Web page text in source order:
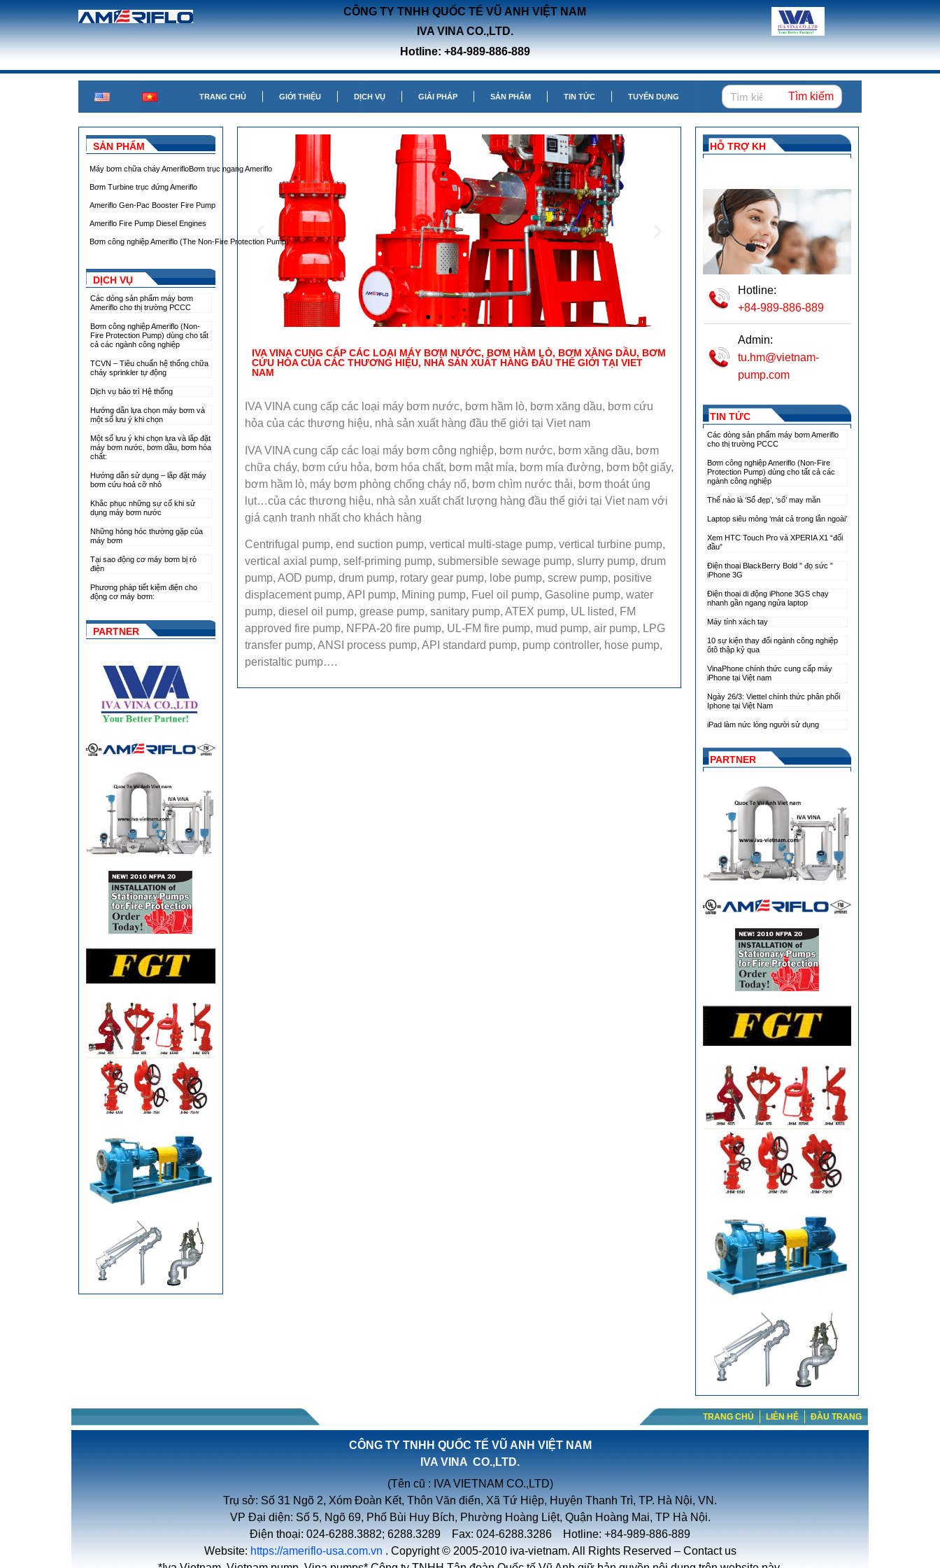
CÔNG TY TNHH QUỐC TẾ VŨ ANH VIỆT NAM
IVA VINA CO.,LTD.
Hotline: +84-989-886-889
TRANG CHỦ GIỚI THIỆU DỊCH VỤ GIẢI PHÁP SẢN PHẨM TIN TỨC TUYỂN DỤNG Tìm kiếm
SẢN PHẨM
Máy bơm chữa cháy AmerifloBơm trục ngang Ameriflo
Bơm Turbine trục đứng Ameriflo
Ameriflo Gen-Pac Booster Fire Pump
Ameriflo Fire Pump Diesel Engines
Bơm công nghiệp Ameriflo (The Non-Fire Protection Pump)
DỊCH VỤ
Các dòng sản phẩm máy bơm
Ameriflo cho thị trường PCCC
Bơm công nghiệp Ameriflo (Non-
Fire Protection Pump) dùng cho tất
cả các ngành công nghiệp
TCVN – Tiêu chuẩn hệ thống chữa
cháy sprinkler tự động
Dịch vụ bảo trì Hệ thống
Hướng dẫn lựa chọn máy bơm và
một số lưu ý khi chọn
Một số lưu ý khi chọn lựa và lắp đặt
máy bơm nước, bơm dầu, bơm hóa
chất:
Hướng dẫn sử dụng – lắp đặt máy
bơm cứu hoả cỡ nhỏ
Khắc phục những sự cố khi sử
dụng máy bơm nước
Những hỏng hóc thường gặp của
máy bơm
Tại sao động cơ máy bơm bị rò
điện
Phương pháp tiết kiệm điện cho
động cơ máy bơm:
PARTNER
IVA VINA CUNG CẤP CÁC LOẠI MÁY BƠM NƯỚC, BƠM HẦM LÒ, BƠM XĂNG DẦU, BƠM
CỨU HỎA CỦA CÁC THƯƠNG HIỆU, NHÀ SẢN XUẤT HÀNG ĐẦU THẾ GIỚI TẠI VIET
NAM
IVA VINA cung cấp các loại máy bơm nước, bơm hầm lò, bơm xăng dầu, bơm cứu
hỏa của các thương hiệu, nhà sản xuất hàng đầu thế giới tại Viet nam
IVA VINA cung cấp các loại máy bơm công nghiệp, bơm nước, bơm xăng dầu, bơm
chữa cháy, bơm cứu hỏa, bơm hóa chất, bơm mật mía, bơm mía đường, bơm bột giấy,
bơm hầm lò, máy bơm phòng chống cháy nổ, bơm chìm nước thải, bơm thoát úng
lụt…của các thương hiệu, nhà sản xuất chất lượng hàng đầu thế giới tại Viet nam với
giá cạnh tranh nhất cho khách hàng
Centrifugal pump, end suction pump, vertical multi-stage pump, vertical turbine pump,
vertical axial pump, self-priming pump, submersible sewage pump, slurry pump, drum
pump, AOD pump, drum pump, rotary gear pump, lobe pump, screw pump, positive
displacement pump, API pump, Mining pump, Fuel oil pump, Gasoline pump, water
pump, diesel oil pump, grease pump, sanitary pump, ATEX pump, UL listed, FM
approved fire pump, NFPA-20 fire pump, UL-FM fire pump, mud pump, air pump, LPG
transfer pump, ANSI process pump, API standard pump, pump controller, hose pump,
peristaltic pump….
HỖ TRỢ KH
Hotline:
+84-989-886-889
Admin:
tu.hm@vietnam-
pump.com
TIN TỨC
Các dòng sản phẩm máy bơm Ameriflo
cho thị trường PCCC
Bơm công nghiệp Ameriflo (Non-Fire
Protection Pump) dùng cho tất cả các
ngành công nghiệp
Thế nào là ‘Số đẹp’, ‘số’ may mắn
Laptop siêu mỏng ‘mát cả trong lẫn ngoài’
Xem HTC Touch Pro và XPERIA X1 “đối
đầu”
Điện thoại BlackBerry Bold ” đọ sức ”
iPhone 3G
Điện thoại di động iPhone 3GS chạy
nhanh gần ngang ngửa laptop
Máy tính xách tay
10 sự kiện thay đổi ngành công nghiệp
ôtô thập kỷ qua
VinaPhone chính thức cung cấp máy
iPhone tại Việt nam
Ngày 26/3: Viettel chính thức phân phối
Iphone tại Việt Nam
iPad làm nức lòng người sử dụng
PARTNER
TRANG CHỦ LIÊN HỆ ĐẦU TRANG
CÔNG TY TNHH QUỐC TẾ VŨ ANH VIỆT NAM
IVA VINA CO.,LTD.
(Tên cũ : IVA VIETNAM CO.,LTD)
Trụ sở: Số 31 Ngõ 2, Xóm Đoàn Kết, Thôn Văn điển, Xã Tứ Hiệp, Huyện Thanh Trì, TP. Hà Nội, VN.
VP Đại diện: Số 5, Ngõ 69, Phố Bùi Huy Bích, Phường Hoàng Liệt, Quận Hoàng Mai, TP Hà Nội.
Điện thoại: 024-6288.3882; 6288.3289 Fax: 024-6288.3286 Hotline: +84-989-886-889
Website: https://ameriflo-usa.com.vn . Copyright © 2005-2010 iva-vietnam. All Rights Reserved – Contact us